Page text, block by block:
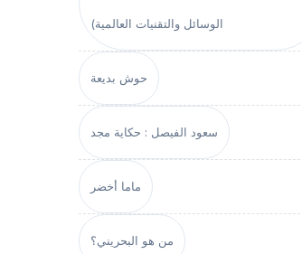
الوسائل والتقنيات العالمية)
حوش بديعة
سعود الفيصل : حكاية مجد
ماما أخضر
من هو البحريني؟